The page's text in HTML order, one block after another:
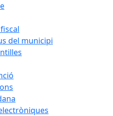
del municipi